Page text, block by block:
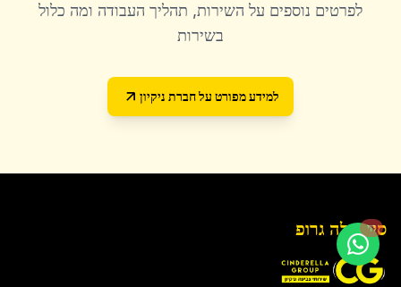
לפרטים נוספים על השירות, תהליך העבודה ומה כלול
בשירות
למידע מפורט עלחברת ניקיון
סינדרלה גרופ
חי